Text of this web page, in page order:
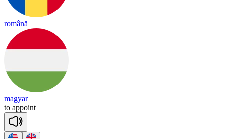
română
magyar
to appoint